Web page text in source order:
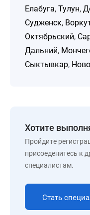
Елабуга, Тулун,
Судженск,
Октябрьский,
Дальний,
Сыктывкар,
Хотите
Пройдите
присоеденитесь к
специалистам.
Стать